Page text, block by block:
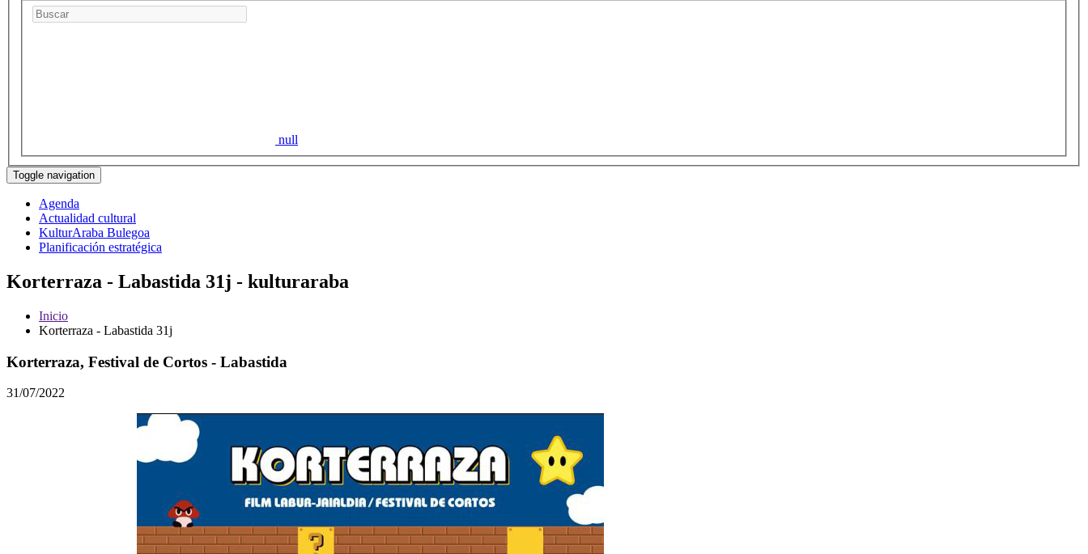
null
Toggle navigation
Agenda
Actualidad cultural
KulturAraba Bulegoa
Planificación estratégica
Korterraza - Labastida 31j - kulturaraba
Inicio
Korterraza - Labastida 31j
Korterraza, Festival de Cortos - Labastida
31/07/2022